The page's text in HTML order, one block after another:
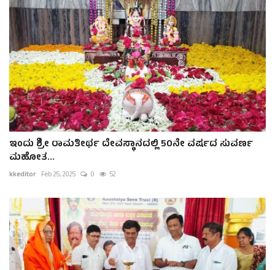
ಇಂದು ಶ್ರೀ ರಾಮತೀರ್ಥ ದೇವಸ್ಥಾನದಲ್ಲಿ 50ನೇ ವರ್ಷದ ಸುವರ್ಣ
ಮಹೋತ...
kkeditor Feb 25, 2025 0 52